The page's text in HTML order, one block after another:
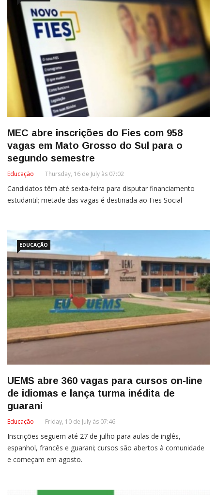
MEC abre inscrições do Fies com 958
vagas em Mato Grosso do Sul para o
segundo semestre
Educação Thursday, 16 de July às 07:02
Candidatos têm até sexta-feira para disputar financiamento
estudantil; metade das vagas é destinada ao Fies Social
EDUCAÇÃO
UEMS abre 360 vagas para cursos on-line
de idiomas e lança turma inédita de
guarani
Educação Friday, 10 de July às 07:46
Inscrições seguem até 27 de julho para aulas de inglês,
espanhol, francês e guarani; cursos são abertos à comunidade
e começam em agosto.